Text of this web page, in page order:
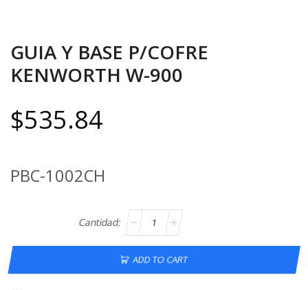
GUIA Y BASE P/COFRE
KENWORTH W-900
$535.84
PBC-1002CH
ADD TO CART